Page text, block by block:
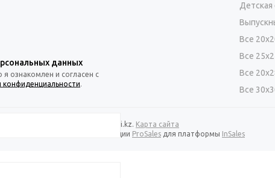
Детская
Все
Все
Все
Все
2026 © fotolibri.kz. Карта сайта
Сделано в студии ProSales для платформы InSales
данных
ознакомлен и согласен с